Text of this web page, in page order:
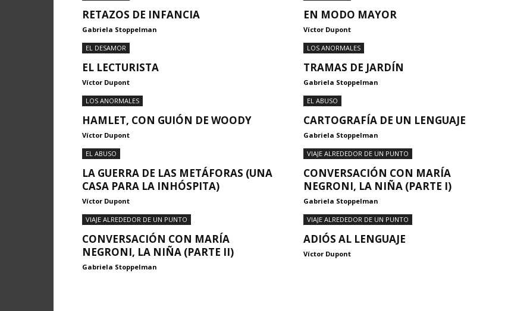
RETAZOS DE INFANCIA
Gabriela Stoppelman
EN MODO MAYOR
Víctor Dupont
EL DESAMOR
EL LECTURISTA
Víctor Dupont
LOS ANORMALES
TRAMAS DE JARDÍN
Gabriela Stoppelman
LOS ANORMALES
HAMLET, CON GUIÓN DE WOODY
Víctor Dupont
EL ABUSO
CARTOGRAFÍA DE UN LENGUAJE
Gabriela Stoppelman
EL ABUSO
LA GUERRA DE LAS METÁFORAS (UNA
CASA PARA LA INHÓSPITA)
Víctor Dupont
VIAJE ALREDEDOR DE UN PUNTO
CONVERSACIÓN CON MARÍA
NEGRONI, LA NIÑA (PARTE I)
Gabriela Stoppelman
VIAJE ALREDEDOR DE UN PUNTO
CONVERSACIÓN CON MARÍA
NEGRONI, LA NIÑA (PARTE II)
Gabriela Stoppelman
VIAJE ALREDEDOR DE UN PUNTO
ADIÓS AL LENGUAJE
Víctor Dupont